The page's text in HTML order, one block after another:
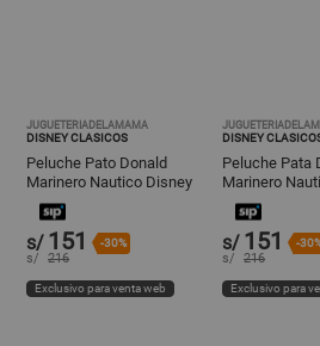
JUGUETERIADELAMAMA
DISNEY CLASICOS
Peluche Pato Donald
Marinero Nautico Disney
Store 20 cm
s/ 151 -30%
s/ 216
Exclusivo para venta web
DISNEY
Peluche Pata
Marinero
Store 25 cm
s/ 151 -
s/ 216
Exclusivo para